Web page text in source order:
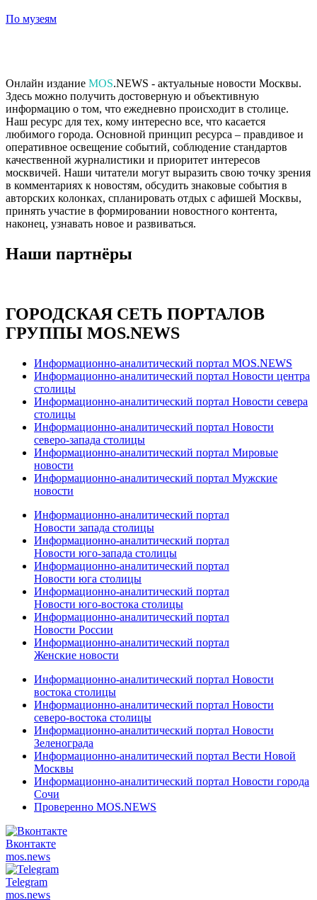
По музеям
Онлайн издание MOS.NEWS - актуальные новости Москвы.
Здесь можно получить достоверную и объективную
информацию о том, что ежедневно происходит в столице.
Наш ресурс для тех, кому интересно все, что касается
любимого города. Основной принцип ресурса – правдивое и
оперативное освещение событий, соблюдение стандартов
качественной журналистики и приоритет интересов
москвичей. Наши читатели могут выразить свою точку зрения
в комментариях к новостям, обсудить знаковые события в
авторских колонках, спланировать отдых с афишей Москвы,
принять участие в формировании новостного контента,
наконец, узнавать новое и развиваться.
Наши партнёры
ГОРОДСКАЯ СЕТЬ ПОРТАЛОВ
ГРУППЫ MOS.NEWS
Информационно-аналитический портал MOS.NEWS
Информационно-аналитический портал Новости центра
столицы
Информационно-аналитический портал Новости севера
столицы
Информационно-аналитический портал Новости
северо-запада столицы
Информационно-аналитический портал Мировые
новости
Информационно-аналитический портал Мужские
новости
Информационно-аналитический портал
Новости запада столицы
Информационно-аналитический портал
Новости юго-запада столицы
Информационно-аналитический портал
Новости юга столицы
Информационно-аналитический портал
Новости юго-востока столицы
Информационно-аналитический портал
Новости России
Информационно-аналитический портал
Женские новости
Информационно-аналитический портал Новости
востока столицы
Информационно-аналитический портал Новости
северо-востока столицы
Информационно-аналитический портал Новости
Зеленограда
Информационно-аналитический портал Вести Новой
Москвы
Информационно-аналитический портал Новости города
Сочи
Проверенно MOS.NEWS
Вконтакте
mos.news
Telegram
mos.news